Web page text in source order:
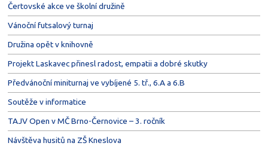
Čertovské akce ve školní družině
Vánoční futsalový turnaj
Družina opět v knihovně
Projekt Laskavec přinesl radost, empatii a dobré skutky
Předvánoční miniturnaj ve vybíjené 5. tř., 6.A a 6.B
Soutěže v informatice
TAJV Open v MČ Brno-Černovice – 3. ročník
Návštěva husitů na ZŠ Kneslova